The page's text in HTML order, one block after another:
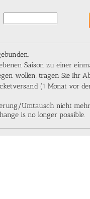
Saison zu einer
wollen, tragen Sie Ihr
(1 Monat vor
Umtausch nicht
is no longer possible.